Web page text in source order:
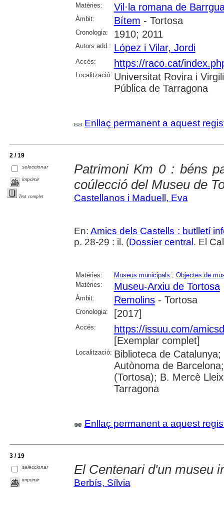
Matèries:
Vil·la romana de
Àmbit: Bítem - Tortosa
Cronologia: 1910; 2011
Autors add.: López i Vilar, Jordi
Accés: https://raco.cat/
Localització: Universitat Rovira i
Pública de Tarragona
Enllaç permanent a aquest
2 / 19
seleccionar
imprimir
Text complet
Patrimoni Km 0 : béns
coúlecció del Museu de
Castellanos i Maduell, Eva
En: Amics dels Castells : butlletí
p. 28-29 : il. (Dossier central . El
Matèries: Museus municipals ; Objectes de
Matèries:
Museu-Arxiu de Tortosa
Àmbit: Remolins- Tortosa
Cronologia: [2017]
Accés:
https://issuu.com/
[Exemplar complet]
Localització: Biblioteca de
Autònoma de
(Tortosa); B. Mercè
Tarragona
Enllaç permanent a aquest
3 / 19
seleccionar
imprimir
El Centenari d'un museu
Berbís, Sílvia